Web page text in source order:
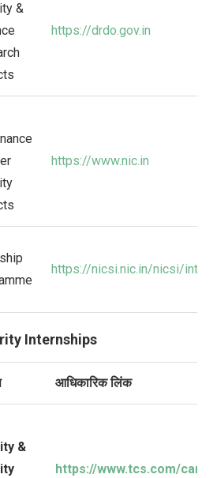
&
https://drdo.gov.in
https://www.nic.in
https://nicsi.nic.in/nicsi/
Internships
आधिकारिक लिंक
&
https://www.tcs.com/